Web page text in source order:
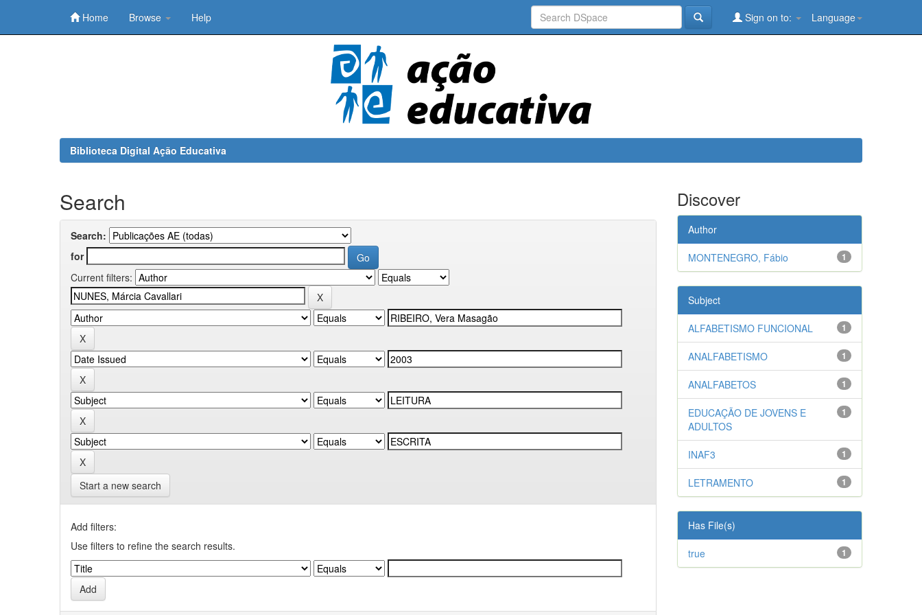
Home Browse Help Language
Sign on to:
Biblioteca Digital Ação Educativa
Search
Search:
for
Current filters:
Start a new search
Add filters:
Use filters to refine the search results.
Discover
Author
1
MONTENEGRO, Fábio
Subject
1
ALFABETISMO FUNCIONAL
1
ANALFABETISMO
1
ANALFABETOS
1
EDUCAÇÃO DE JOVENS E
ADULTOS
1
INAF3
1
LETRAMENTO
Has File(s)
1
true